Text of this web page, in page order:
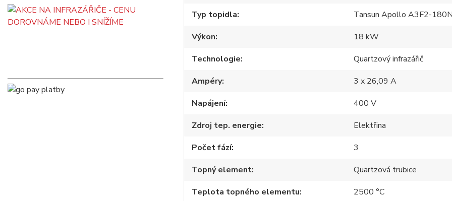
Typ topidla
Tansun Apollo A3F2-
Výkon
18 kW
Technologie
Quartzový infrazářič
Ampéry
3 x 26,09 A
Napájení
400 V
Zdroj tep. energie
Elektřina
Počet fází
3
Topný element
Quartzová trubice
Teplota topného elementu
2500 °C